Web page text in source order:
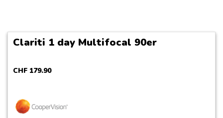
Clariti 1 day Multifocal 90er
CHF 179.90